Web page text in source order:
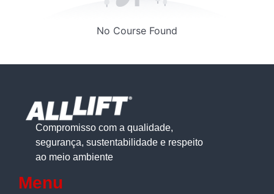
No Course Found
Compromisso com a qualidade,
segurança, sustentabilidade e respeito
ao meio ambiente
Menu